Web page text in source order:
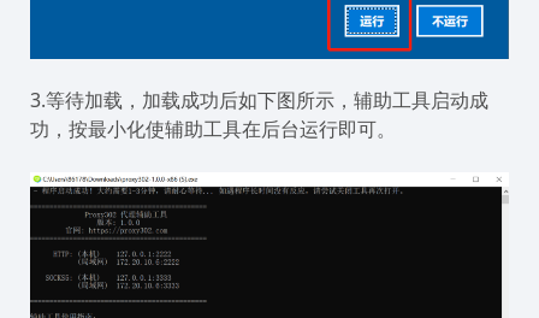
3.等待加载，加载成功后如下图所示，辅助工具启动成
功，按最小化使辅助工具在后台运行即可。